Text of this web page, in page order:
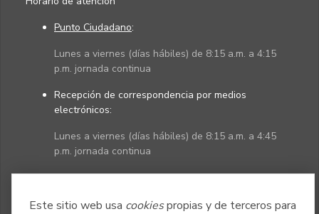
Este sitio web usa cookiespropias y de terceros para
Punto Ciudadano:
Lunes a viernes (días hábiles) de 8:15 a.m. a 4:15
p.m. jornada continua
Recepción de correspondencia por medios
electrónicos:
Lunes a viernes (días hábiles) de 8:15 a.m. a 4:45
p.m. jornada continua